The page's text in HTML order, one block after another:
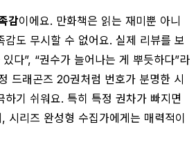
감이에요. 만화책은 읽는 재미뿐 아니
감도 무시할 수 없어요. 실제 리뷰를 보
다”, “권수가 늘어나는 게 뿌듯하다”라
드래곤즈 20권처럼 번호가 분명한 시
하기 쉬워요. 특히 특정 권차가 빠지면
시리즈 완성형 수집가에게는 매력적이